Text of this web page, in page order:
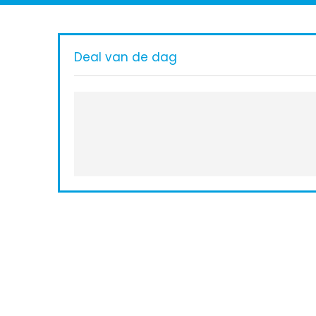
Deal van de dag